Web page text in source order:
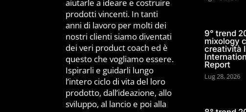
aiutarle a ideare e costruire
prodotti vincenti. In tanti
anni di lavoro per molti dei
nostri clienti siamo diventati
dei veri product coach ed è
questo che vogliamo essere.
Ispirarli e guidarli lungo
l’intero ciclo di vita del loro
prodotto, dall’ideazione, allo
sviluppo, al lancio e poi alla
9° trend
mixology
creatività
Report
Lug 28, 2026